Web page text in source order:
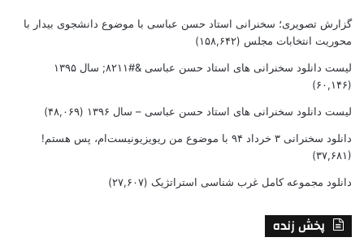
گزارش تصویری؛ سخنرانی استاد حسن عباسی با موضوع دانشجوی بیدار با
محوریت انتخابات مجلس (۱۵۸,۶۴۲)
لیست دانلود سخنرانی های استاد حسن عباسی &#۸۲۱۱; سال ۱۳۹۵
(۶۰,۱۴۶)
لیست دانلود سخنرانی های استاد حسن عباسی – سال ۱۳۹۶ (۴۸,۰۶۹)
دانلود سخنرانی ۳ خرداد ۹۴ با موضوع من ریویزیونیست‌ام، پس هستم!
(۳۷,۶۸۱)
دانلود مجموعه کامل غرب شناسی استراتژیک (۲۷,۶۰۷)
پخش زنده